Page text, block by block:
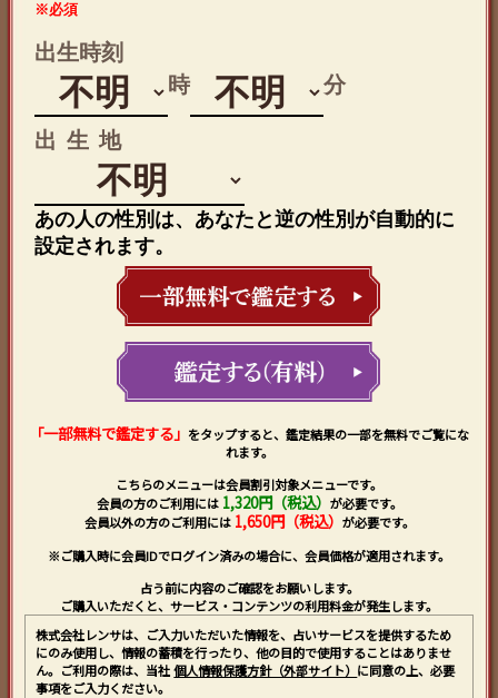
※必須
出生時刻
時
分
出生地
あの人の性別は、あなたと逆の性別が自動的に
設定されます。
「一部無料で鑑定する」 をタップすると、鑑定結果の一部を無料でご覧にな
れます。
こちらのメニューは会員割引対象メニューです。
会員の方のご利用には1,320円（税込） が必要です。
会員以外の方のご利用には1,650円（税込） が必要です。
※ご購入時に会員IDでログイン済みの場合に、会員価格が適用されます。
占う前に内容のご確認をお願いします。
ご購入いただくと、サービス・コンテンツの利用料金が発生します。
株式会社レンサは、ご入力いただいた情報を、占いサービスを提供するため
にのみ使用し、情報の蓄積を行ったり、他の目的で使用することはありませ
ん。ご利用の際は、当社個人情報保護方針（外部サイト） に同意の上、必要
事項をご入力ください。